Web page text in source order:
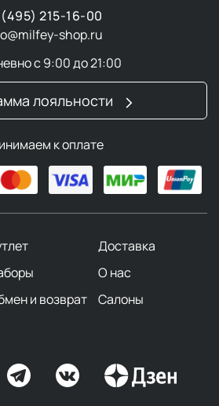
(495) 215-16-00
shop.ru
с 9:00 до 21:00
лояльности
к оплате
Доставка
О нас
и возврат
Салоны